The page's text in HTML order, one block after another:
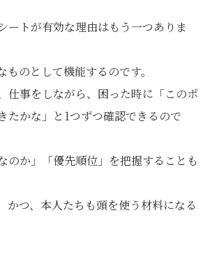
ートが有効な理由はもう一つありま
ものとして機能するのです。
仕事をしながら、困った時に「このポ
たかな」と1つずつ確認できるので
のか」「優先順位」を把握することも
かつ、本人たちも頭を使う材料になる